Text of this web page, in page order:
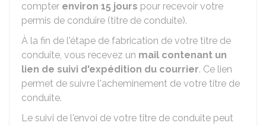
compter environ 15 jours pour recevoir votre
permis de conduire (titre de conduite).
À la fin de l'étape de fabrication de votre titre de
conduite, vous recevez un mail contenant un
lien de suivi d'expédition du courrier. Ce lien
permet de suivre l'acheminement de votre titre de
conduite.
Le suivi de l'envoi de votre titre de conduite peut